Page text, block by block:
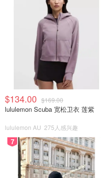
$134.00 $169.00
lululemon Scuba 宽松卫衣 莲紫
lululemon AU 275人感兴趣
7